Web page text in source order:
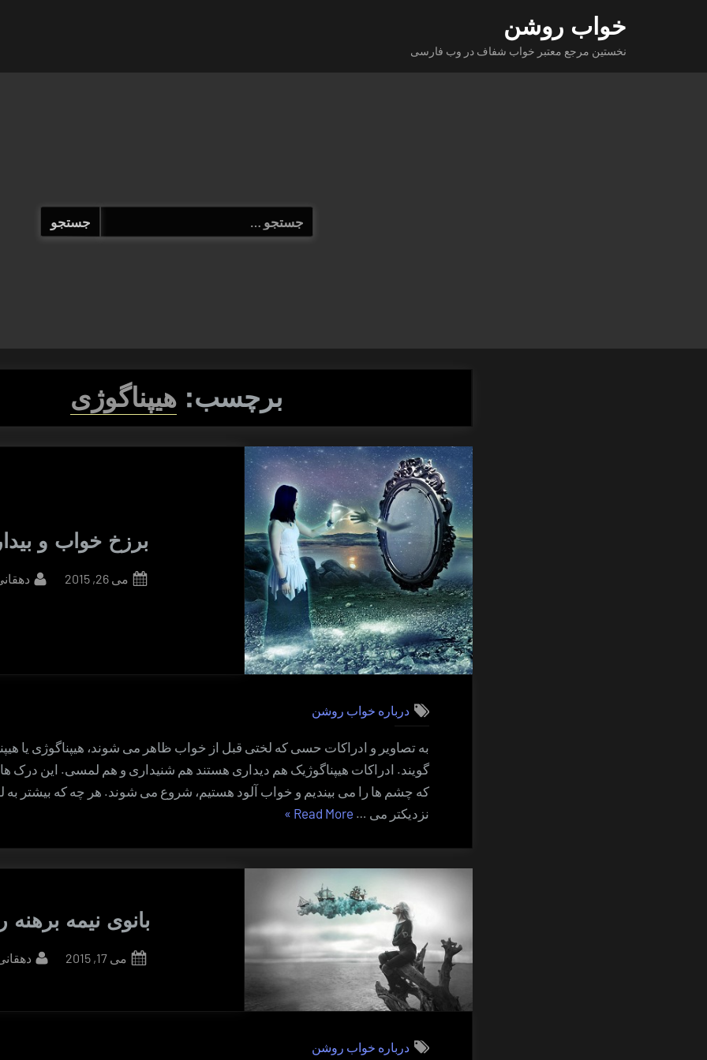
خواب روشن
نخستین مرجع معتبر خواب شفاف در وب فارسی
جستجو
برای:
برچسب: هیپناگوژی
برزخ خواب و
Posted
می 26, 2015 By
درباره خواب روشن
به تصاویر و ادراکات حسی که لختی قبل از خواب ظاهر می شوند، هیپناگوژی یا
گویند. ادراکات هیپناگوژیک هم دیداری هستند هم شنیداری و هم لمسی. این
که چشم ها را می بیندیم و خواب آلود هستیم، شروع می شوند. هر چه که بیشتر
نزدیکتر می … Read More “برزخ
»
بانوی نیمه برهنه
Posted
می 17, 2015 By
درباره خواب روشن